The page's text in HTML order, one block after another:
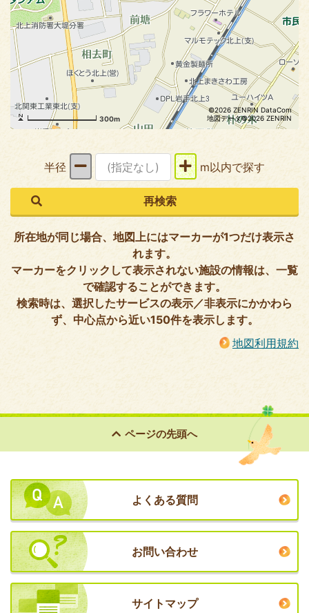
300m
©2026 ZENRIN DataCom
地図データ©2026 ZENRIN
半径 m以内で探す
所在地が同じ場合、地図上にはマーカーが1つだけ表示さ
れます。
マーカーをクリックして表示されない施設の情報は、一覧
で確認することができます。
検索時は、選択したサービスの表示／非表示にかかわら
ず、中心点から近い150件を表示します。
地図利用規約
ページの先頭へ
よくある質問
お問い合わせ
サイトマップ